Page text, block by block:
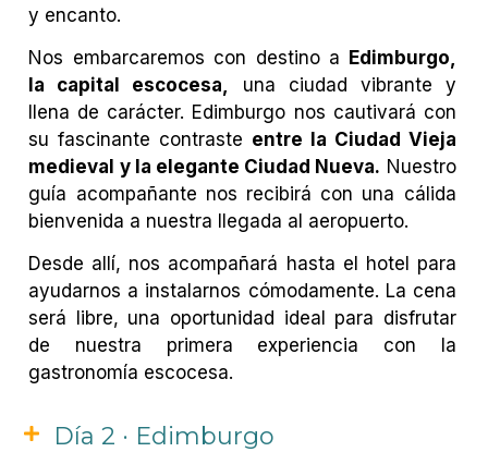
y encanto.
Nos embarcaremos con destino a Edimburgo,
la capital escocesa,
una ciudad vibrante y
llena de carácter. Edimburgo nos cautivará con
su fascinante contraste entre la Ciudad Vieja
medieval y la elegante Ciudad Nueva. Nuestro
guía acompañante nos recibirá con una cálida
bienvenida a nuestra llegada al aeropuerto.
Desde allí, nos acompañará hasta el hotel para
ayudarnos a instalarnos cómodamente. La cena
será libre, una oportunidad ideal para disfrutar
de nuestra primera experiencia con la
gastronomía escocesa.
Día 2 · Edimburgo